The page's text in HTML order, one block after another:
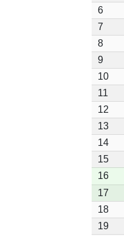
6
7
8
9
10
11
12
13
14
15
16
17
18
19